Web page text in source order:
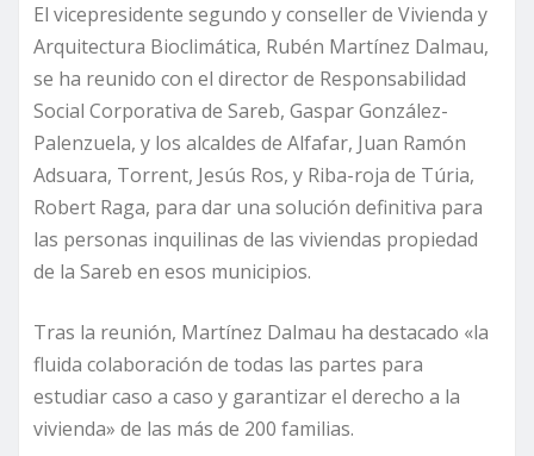
El vicepresidente segundo y conseller de Vivienda y
Arquitectura Bioclimática, Rubén Martínez Dalmau,
se ha reunido con el director de Responsabilidad
Social Corporativa de Sareb, Gaspar González-
Palenzuela, y los alcaldes de Alfafar, Juan Ramón
Adsuara, Torrent, Jesús Ros, y Riba-roja de Túria,
Robert Raga, para dar una solución definitiva para
las personas inquilinas de las viviendas propiedad
de la Sareb en esos municipios.
Tras la reunión, Martínez Dalmau ha destacado «la
fluida colaboración de todas las partes para
estudiar caso a caso y garantizar el derecho a la
vivienda» de las más de 200 familias.